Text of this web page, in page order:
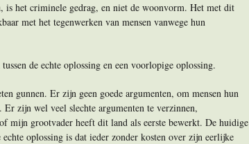
is het criminele gedrag, en niet de woonvorm. Het met dit
met het tegenwerken van mensen vanwege hun
de echte oplossing en een voorlopige oplossing.
gunnen. Er zijn geen goede argumenten, om mensen hun
zijn wel veel slechte argumenten te verzinnen,
mijn grootvader heeft dit land als eerste bewerkt. De huidige
oplossing is dat ieder zonder kosten over zijn eerlijke